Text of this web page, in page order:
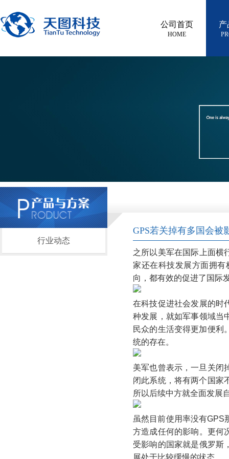
公司首页
HOME
产
行业动态
GPS若关掉有多国会被
之所以美军在国际上面横
家还在科技发展方面拥
向，都有效的促进了国际
在科技促进社会发展的时
种发展，就如军事领域当
民众的生活变得更加便利
统的存在。
美军也曾表示，一旦关闭
闭此系统，将有两个国家
所以后续中方就全面发展
虽然目前使用率没有GPS
方造成任何的影响。更何
受影响的国家就是俄罗斯